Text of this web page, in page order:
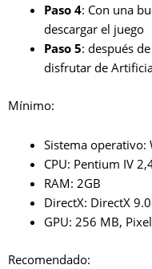
Paso 4: Con una
descargar el juego
Paso 5: después
disfrutar de
Mínimo:
Sistema
CPU: Pentium IV
RAM: 2GB
DirectX: DirectX
GPU: 256 MB,
Recomendado: